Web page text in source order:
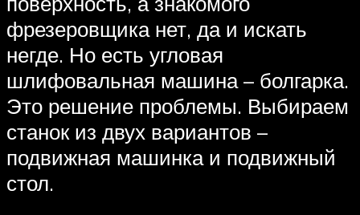
фрезеровщика нет, да и искать
негде. Но есть угловая
шлифовальная машина – болгарка.
Это решение проблемы. Выбираем
станок из двух вариантов –
подвижная машинка и подвижный
стол.